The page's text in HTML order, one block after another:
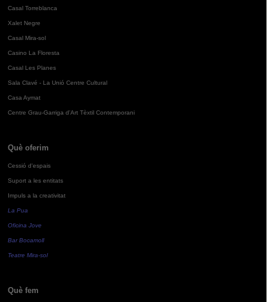
Casal Torreblanca
Xalet Negre
Casal Mira-sol
Casino La Floresta
Casal Les Planes
Sala Clavé - La Unió Centre Cultural
Casa Aymat
Centre Grau-Garriga d'Art Tèxtil Contemporani
Què oferim
Cessió d'espais
Suport a les entitats
Impuls a la creativitat
La Pua
Oficina Jove
Bar Bocamoll
Teatre Mira-sol
Què fem